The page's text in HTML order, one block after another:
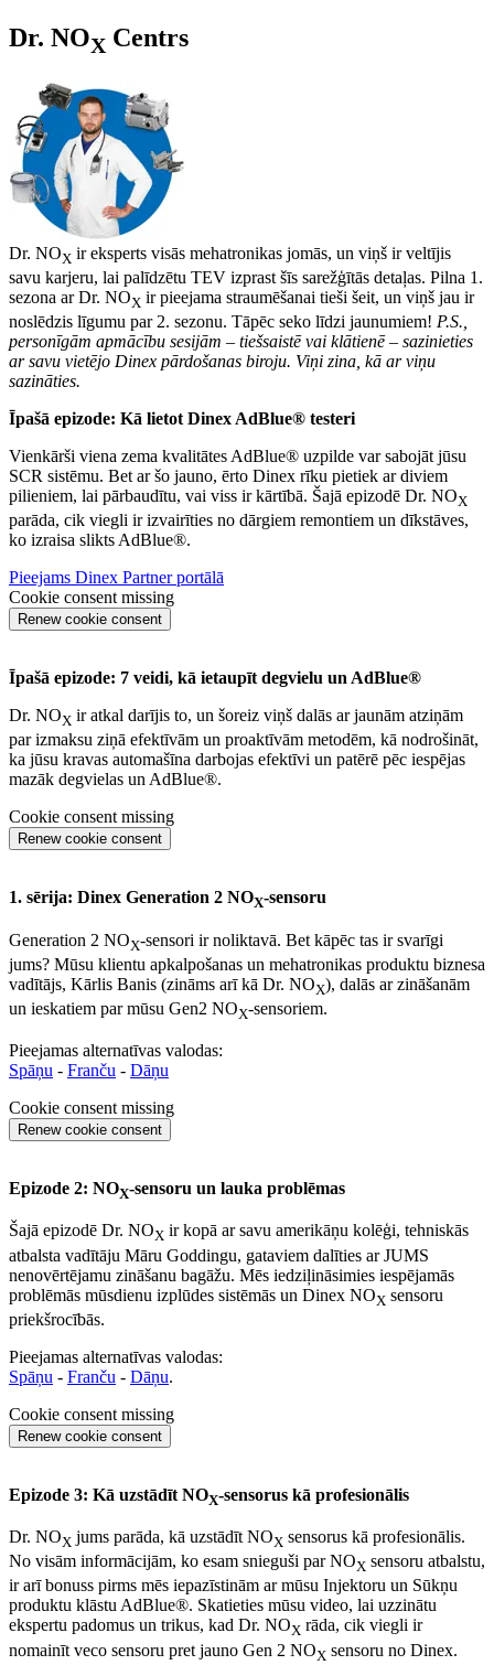
Dr. NOX Centrs
Dr. NOX ir eksperts visās mehatronikas jomās, un viņš ir veltījis
savu karjeru, lai palīdzētu TEV izprast šīs sarežģītās detaļas. Pilna 1.
sezona ar Dr. NOX ir pieejama straumēšanai tieši šeit, un viņš jau ir
noslēdzis līgumu par 2. sezonu. Tāpēc seko līdzi jaunumiem! P.S.,
personīgām apmācību sesijām – tiešsaistē vai klātienē – sazinieties
ar savu vietējo Dinex pārdošanas biroju. Viņi zina, kā ar viņu
sazināties.
Īpašā epizode: Kā lietot Dinex AdBlue® testeri
Vienkārši viena zema kvalitātes AdBlue® uzpilde var sabojāt jūsu
SCR sistēmu. Bet ar šo jauno, ērto Dinex rīku pietiek ar diviem
pilieniem, lai pārbaudītu, vai viss ir kārtībā. Šajā epizodē Dr. NOX
parāda, cik viegli ir izvairīties no dārgiem remontiem un dīkstāves,
ko izraisa slikts AdBlue®.
Pieejams Dinex Partner portālā
Cookie consent missing
Renew cookie consent
Īpašā epizode: 7 veidi, kā ietaupīt degvielu un AdBlue®
Dr. NOX ir atkal darījis to, un šoreiz viņš dalās ar jaunām atziņām
par izmaksu ziņā efektīvām un proaktīvām metodēm, kā nodrošināt,
ka jūsu kravas automašīna darbojas efektīvi un patērē pēc iespējas
mazāk degvielas un AdBlue®.
Cookie consent missing
Renew cookie consent
1. sērija: Dinex Generation 2 NOX-sensoru
Generation 2 NOX-sensori ir noliktavā. Bet kāpēc tas ir svarīgi
jums? Mūsu klientu apkalpošanas un mehatronikas produktu biznesa
vadītājs, Kārlis Banis (zināms arī kā Dr. NOX), dalās ar zināšanām
un ieskatiem par mūsu Gen2 NOX-sensoriem.
Pieejamas alternatīvas valodas:
Spāņu - Franču - Dāņu
Cookie consent missing
Renew cookie consent
Epizode 2: NOX-sensoru un lauka problēmas
Šajā epizodē Dr. NOX ir kopā ar savu amerikāņu kolēģi, tehniskās
atbalsta vadītāju Māru Goddingu, gataviem dalīties ar JUMS
nenovērtējamu zināšanu bagāžu. Mēs iedziļināsimies iespējamās
problēmās mūsdienu izplūdes sistēmās un Dinex NOX sensoru
priekšrocībās.
Pieejamas alternatīvas valodas:
Spāņu - Franču - Dāņu.
Cookie consent missing
Renew cookie consent
Epizode 3: Kā uzstādīt NOX-sensorus kā profesionālis
Dr. NOX jums parāda, kā uzstādīt NOX sensorus kā profesionālis.
No visām informācijām, ko esam snieguši par NOX sensoru atbalstu,
ir arī bonuss pirms mēs iepazīstinām ar mūsu Injektoru un Sūkņu
produktu klāstu AdBlue®. Skatieties mūsu video, lai uzzinātu
ekspertu padomus un trikus, kad Dr. NOX rāda, cik viegli ir
nomainīt veco sensoru pret jauno Gen 2 NOX sensoru no Dinex.